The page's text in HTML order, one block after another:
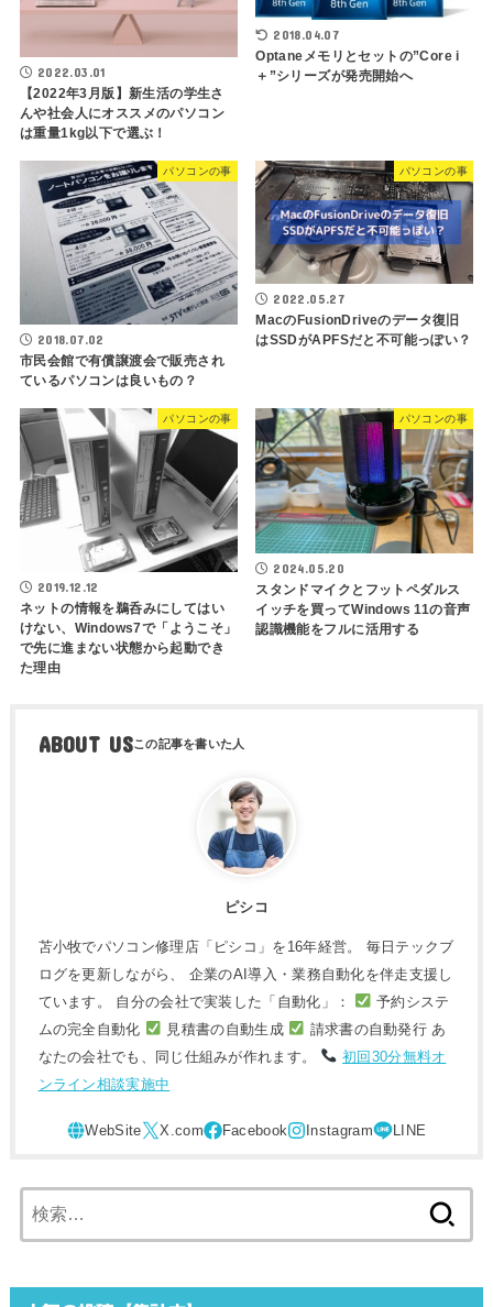
2022.03.01
【2022年3月版】新生活の学生さ
んや社会人にオススメのパソコン
は重量1kg以下で選ぶ！
2018.04.07
Optaneメモリとセットの”Core i
＋”シリーズが発売開始へ
パソコンの事
2018.07.02
市民会館で有償譲渡会で販売され
ているパソコンは良いもの？
パソコンの事
2022.05.27
MacのFusionDriveのデータ復旧
はSSDがAPFSだと不可能っぽい？
パソコンの事
2019.12.12
ネットの情報を鵜呑みにしてはい
けない、Windows7で「ようこそ」
で先に進まない状態から起動でき
た理由
パソコンの事
2024.05.20
スタンドマイクとフットペダルス
イッチを買ってWindows 11の音声
認識機能をフルに活用する
ABOUT US
ピシコ
苫小牧でパソコン修理店「ピシコ」を16年経営。 毎日テックブ
ログを更新しながら、 企業のAI導入・業務自動化を伴走支援し
ています。 自分の会社で実装した「自動化」：
予約システ
ムの完全自動化
見積書の自動生成
請求書の自動発行 あ
なたの会社でも、同じ仕組みが作れます。
初回30分無料オ
ンライン相談実施中
索: